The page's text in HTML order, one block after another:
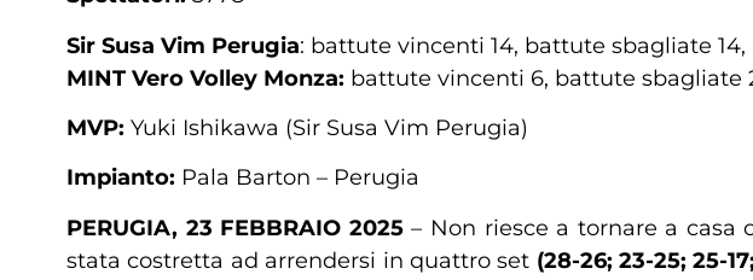
Sir Susa Vim Perugia: battute vincenti 14, battute sbagliate 14,
MINT Vero Volley Monza: battute vincenti 6, battute sbagliate
MVP: Yuki Ishikawa (Sir Susa Vim Perugia)
Impianto: Pala Barton – Perugia
PERUGIA, 23 FEBBRAIO 2025– Non riesce a tornare a casa
stata costretta ad arrendersi in quattro set (28-26; 23-25; 25-